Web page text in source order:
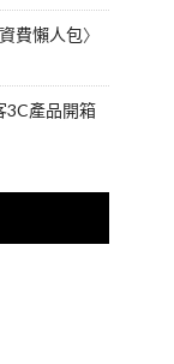
費懶人包〉
3C產品開箱